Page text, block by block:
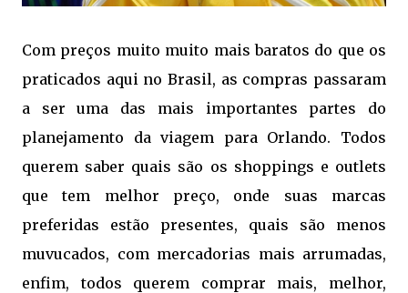
Com preços muito muito mais baratos do que os
praticados aqui no Brasil, as compras passaram
a ser uma das mais importantes partes do
planejamento da viagem para Orlando. Todos
querem saber quais são os shoppings e outlets
que tem melhor preço, onde suas marcas
preferidas estão presentes, quais são menos
muvucados, com mercadorias mais arrumadas,
enfim, todos querem comprar mais, melhor,